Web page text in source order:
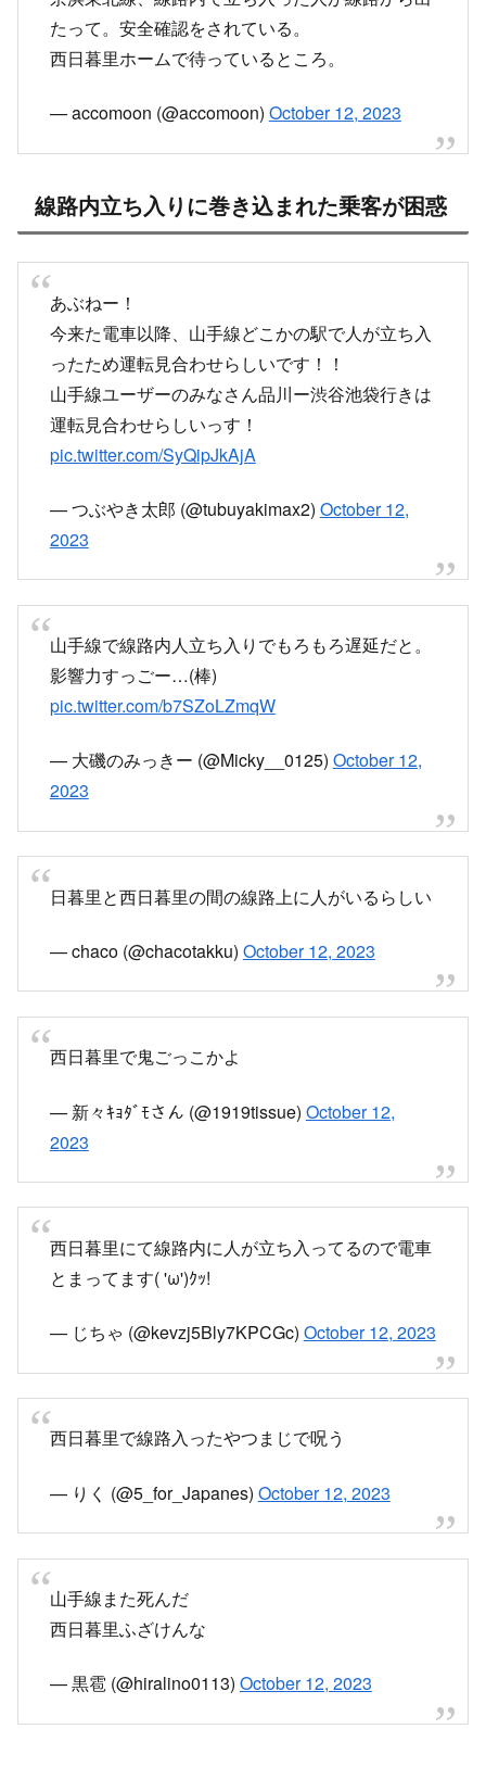
たって。安全確認をされている。
西日暮里ホームで待っているところ。
— accomoon (@accomoon) October 12, 2023
線路内立ち入りに巻き込まれた乗客が困惑
あぶねー！
今来た電車以降、山手線どこかの駅で人が立ち入
ったため運転見合わせらしいです！！
山手線ユーザーのみなさん品川ー渋谷池袋行きは
運転見合わせらしいっす！
pic.twitter.com/SyQipJkAjA
— つぶやき太郎 (@tubuyakimax2) October 12,
2023
山手線で線路内人立ち入りでもろもろ遅延だと。
影響力すっごー…(棒)
pic.twitter.com/b7SZoLZmqW
— 大磯のみっきー (@Micky__0125) October 12,
2023
日暮里と西日暮里の間の線路上に人がいるらしい
— chaco (@chacotakku) October 12, 2023
西日暮里で鬼ごっこかよ
— 新々ｷｮﾀﾞﾓさん (@1919tissue) October 12,
2023
西日暮里にて線路内に人が立ち入ってるので電車
とまってます( 'ω')ｸｯ!
— じちゃ (@kevzj5Bly7KPCGc) October 12, 2023
西日暮里で線路入ったやつまじで呪う
— りく (@5_for_Japanes) October 12, 2023
山手線また死んだ
西日暮里ふざけんな
— 黒雹 (@hiralino0113) October 12, 2023